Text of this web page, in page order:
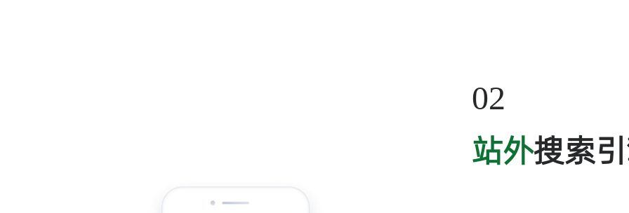
02
站外搜索